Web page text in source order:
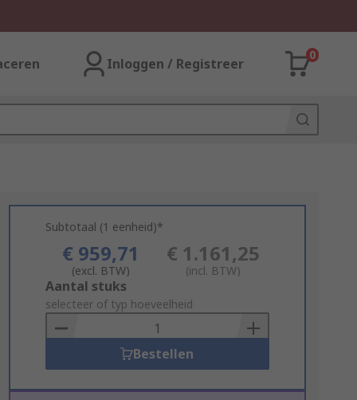
Inloggen / Registreer
0
Subtotaal (1 eenheid)*
€ 959,71
(excl. BTW)
€ 1.161,25
(incl. BTW)
Add
to
Basket
Aantal stuks
selecteer of typ hoeveelheid
Bestellen